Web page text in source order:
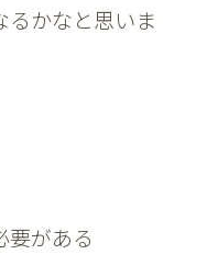
るかなと思いま
要がある